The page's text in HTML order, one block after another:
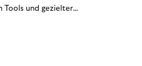
Tools und gezielter
Freiheit zu führen. So